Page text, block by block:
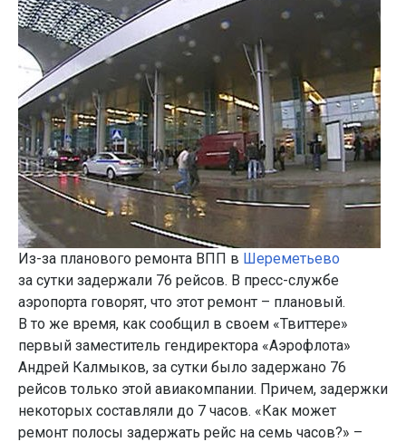
Из-за планового ремонта ВПП в Шереметьево
за сутки задержали 76 рейсов. В пресс-службе
аэропорта говорят, что этот ремонт – плановый.
В то же время, как сообщил в своем «Твиттере»
первый заместитель гендиректора «Аэрофлота»
Андрей Калмыков, за сутки было задержано 76
рейсов только этой авиакомпании. Причем, задержки
некоторых составляли до 7 часов. «Как может
ремонт полосы задержать рейс на семь часов?» –